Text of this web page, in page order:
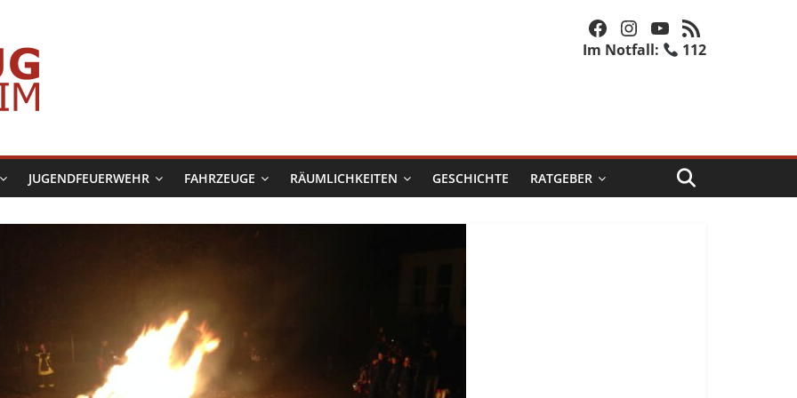
Facebook Instagram YouTube RSS-Feed
Im Notfall: 112
JUGENDFEUERWEHR FAHRZEUGE RÄUMLICHKEITEN GESCHICHTE RATGEBER